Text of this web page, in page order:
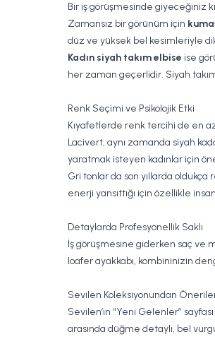
Bir iş görüşmesinde giyeceğiniz
Zamansız bir görünüm için
düz ve yüksek bel kesimleriyle
Kadın siyah takım elbise ise
her zaman geçerlidir. Siyah
Renk Seçimi ve Psikolojik Etki
Kıyafetlerde renk tercihi de en
Lacivert, aynı zamanda siyah
yaratmak isteyen kadınlar için
Gri tonlar da son yıllarda
enerji yansıttığı için özellikle
Detaylarda Profesyonellik Saklı
İş görüşmesine giderken saç ve
loafer ayakkabı, kombininizin
Sevilen Koleksiyonundan
Sevilen’in “Yeni Gelenler”
arasında düğme detaylı, bel